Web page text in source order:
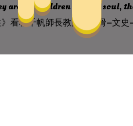
are the children of your soul,
看程千帆師長教師的風骨–文